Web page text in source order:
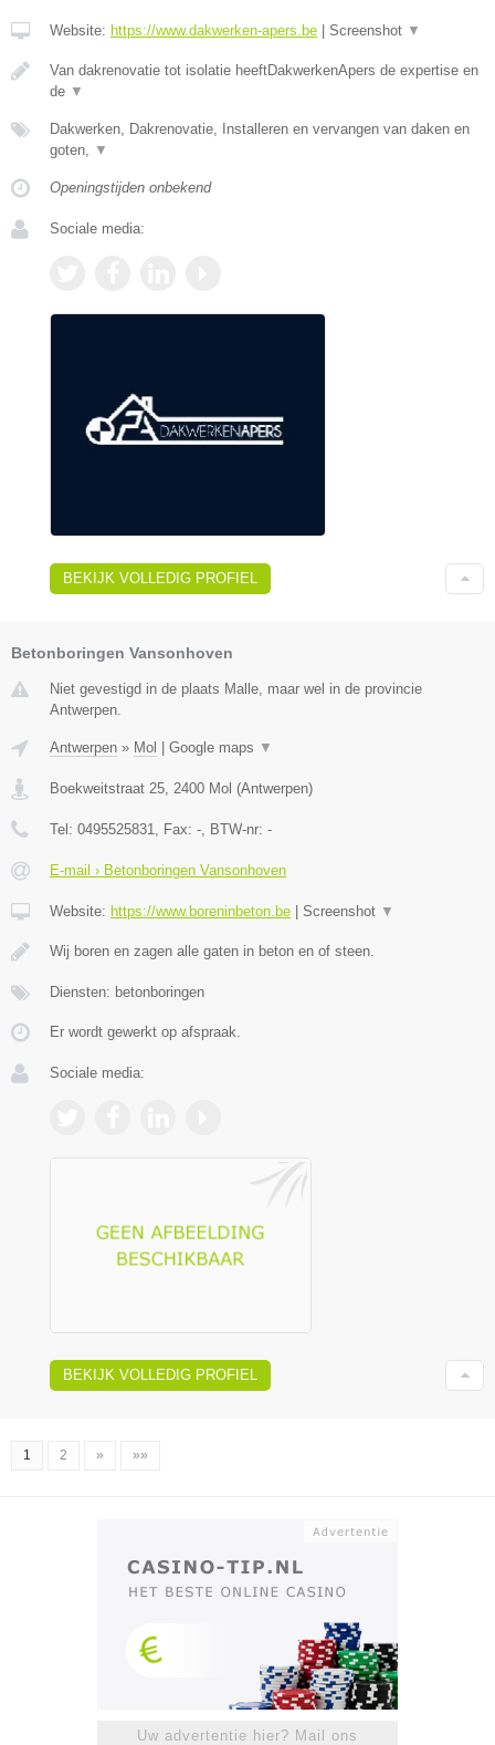
Website: https://www.dakwerken-apers.be | Screenshot ▼
Van dakrenovatie tot isolatie heeftDakwerkenApers de expertise en
de ▼
Dakwerken, Dakrenovatie, Installeren en vervangen van daken en
goten,
▼
Openingstijden onbekend
Sociale media:
BEKIJK VOLLEDIG PROFIEL
Betonboringen Vansonhoven
Niet gevestigd in de plaats Malle, maar wel in de provincie
Antwerpen.
Antwerpen » Mol Google maps ▼
Boekweitstraat 25, 2400 Mol (Antwerpen)
Tel: 0495525831, Fax: -, BTW-nr: -
E-mail › Betonboringen Vansonhoven
Website: https://www.boreninbeton.be Screenshot ▼
Wij boren en zagen alle gaten in beton en of steen.
Diensten: betonboringen
Er wordt gewerkt op afspraak.
Sociale media:
BEKIJK VOLLEDIG PROFIEL
1 2 » »»
Uw advertentie hier? Mail ons